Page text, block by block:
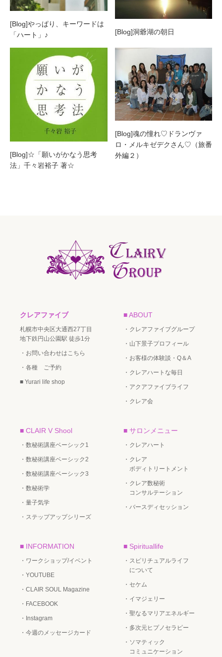
[Blog]やっぱり、キーワードは
「ハート」♪
[Blog]洞爺湖の朝日
[Blog]☆「願いがかなう思考
法」千々岩裕子 著☆
[Blog]魂の憧れ♡ドランヴァ
ロ・メルキゼデクさん♡（旅番
外編２）
クレアファイブ
札幌市中央区大通西27丁目
地下鉄円山公園駅 徒歩1分
・お問い合わせはこちら
・各種 ご予約
■ Yurari life shop
■ ABOUT
・クレアファイブグループ
・山下景子プロフィール
・お客様の体験談・Q＆A
・クレアハートな毎日
・アクアファイブライフ
・クレア会
■ CLAIR V Shool
・数秘術講座ベーシック1
・数秘術講座ベーシック2
・数秘術講座ベーシック3
・数秘術学
・量子気学
・ステップアップシリーズ
■ サロンメニュー
・クレアハート
・クレア
ボディトリートメント
・クレア数秘術
コンサルテーション
・バースディセッション
■ INFORMATION
・ワークショップ/イベント
・YOUTUBE
・CLAIR SOUL Magazine
・FACEBOOK
・Instagram
・今週のメッセージカード
■ Spirituallife
・スピリチュアルライフ
について
・セケム
・イマジェリー
・聖なるマリアエネルギー
・多次元ヒプノセラピー
・ソマティック
コミュニケーション